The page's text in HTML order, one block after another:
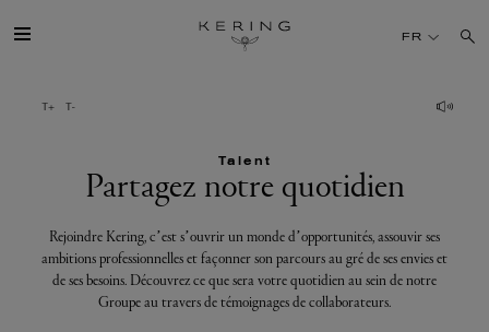
notre
MAISONS
TALENT
DÉV. DURABLE
FR
Talent
Partagez notre quotidien
Rejoindre Kering, c’est s’ouvrir un monde d’opportunités, assouvir ses
ambitions professionnelles et façonner son parcours au gré de ses envies et
de ses besoins. Découvrez ce que sera votre quotidien au sein de notre
Groupe au travers de témoignages de collaborateurs.